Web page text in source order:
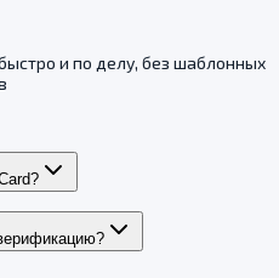
и по делу, без шаблонных